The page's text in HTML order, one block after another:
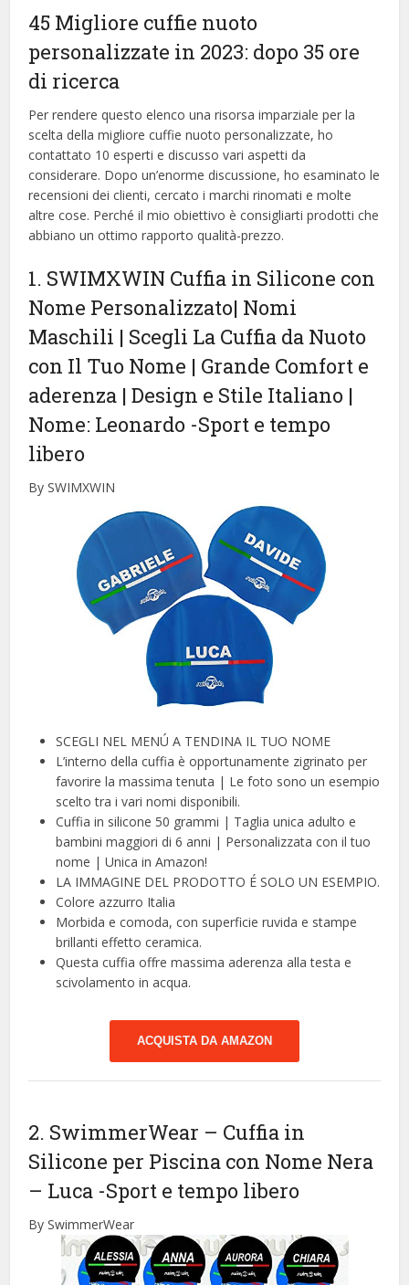
45 Migliore cuffie nuoto
personalizzate in 2023: dopo 35 ore
di ricerca
Per rendere questo elenco una risorsa imparziale per la
scelta della migliore cuffie nuoto personalizzate, ​​ho
contattato 10 esperti e discusso vari aspetti da
considerare. Dopo un’enorme discussione, ho esaminato le
recensioni dei clienti, cercato i marchi rinomati e molte
altre cose. Perché il mio obiettivo è consigliarti prodotti che
abbiano un ottimo rapporto qualità-prezzo.
1. SWIMXWIN Cuffia in Silicone con
Nome Personalizzato| Nomi
Maschili | Scegli La Cuffia da Nuoto
con Il Tuo Nome | Grande Comfort e
aderenza | Design e Stile Italiano |
Nome: Leonardo -Sport e tempo
libero
By SWIMXWIN
SCEGLI NEL MENÚ A TENDINA IL TUO NOME
L’interno della cuffia è opportunamente zigrinato per
favorire la massima tenuta | Le foto sono un esempio
scelto tra i vari nomi disponibili.
Cuffia in silicone 50 grammi | Taglia unica adulto e
bambini maggiori di 6 anni | Personalizzata con il tuo
nome | Unica in Amazon!
LA IMMAGINE DEL PRODOTTO É SOLO UN ESEMPIO.
Colore azzurro Italia
Morbida e comoda, con superficie ruvida e stampe
brillanti effetto ceramica.
Questa cuffia offre massima aderenza alla testa e
scivolamento in acqua.
ACQUISTA DA AMAZON
2. SwimmerWear – Cuffia in
Silicone per Piscina con Nome Nera
– Luca -Sport e tempo libero
By SwimmerWear